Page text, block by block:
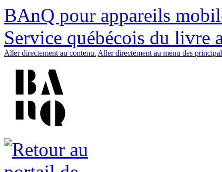
BAnQ pour appareils
Service québécois du livre
Aller directement au contenu. Aller directement au menu des